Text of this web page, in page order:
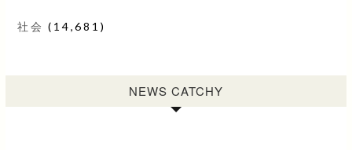
社会 (14,681)
NEWS CATCHY